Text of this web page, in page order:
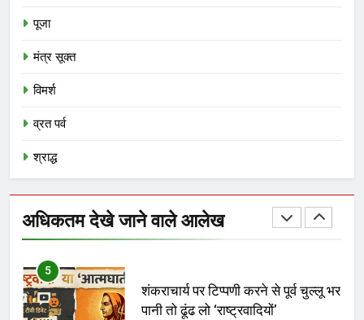
पूजा
मंत्र सूक्त
विमर्श
व्रत पर्व
श्राद्ध
अधिकतम देखे जाने वाले आलेख
4
5
पानी तो ढूंढ लो ‘राष्ट्रवादियों’
विमर्श
6
विकास की वेदी पर अस्तित्व की आहुति:
क्या २०४७ का भारत केवल एक जलता